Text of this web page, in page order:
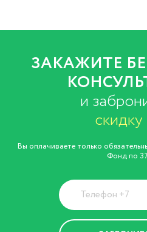
ЗАКАЖИТЕ
и
скидку
Вы оплачиваете только
Фонд по